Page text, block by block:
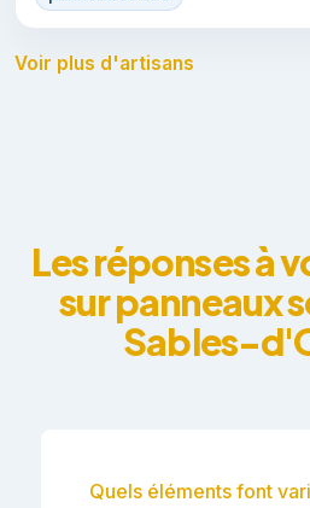
Voir plus d'artisans
Les réponses à
sur panneaux
Sables-
Quels éléments font